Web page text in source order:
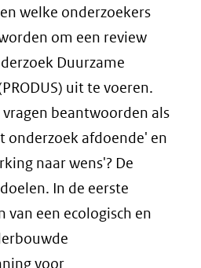
welke onderzoekers
om een review
Duurzame
uit te voeren.
beantwoorden als
onderzoek afdoende' en
naar wens'? De
In de eerste
van een ecologisch en
voor